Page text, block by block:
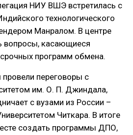
НИУ ВШЭ встретилась с
технологического
Манралом. В центре
вопросы, касающиеся
программ обмена.
переговоры с
им. О. П. Джиндала,
с вузами из России –
Читкара. В итоге
создать программы ДПО,